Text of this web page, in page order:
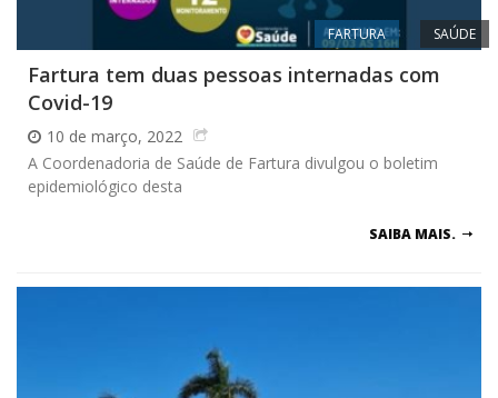
FARTURA SAÚDE
Fartura tem duas pessoas internadas com
Covid-19
10 de março, 2022
A Coordenadoria de Saúde de Fartura divulgou o boletim
epidemiológico desta
SAIBA MAIS.